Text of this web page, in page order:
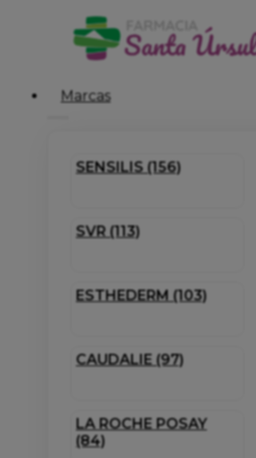
Marcas
SENSILIS (156)
SVR (113)
ESTHEDERM (103)
CAUDALIE (97)
LA ROCHE POSAY
(84)